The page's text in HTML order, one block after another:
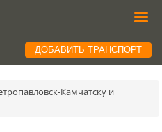
ДОБАВИТЬ ТРАНСПОРТ
Камчатску и